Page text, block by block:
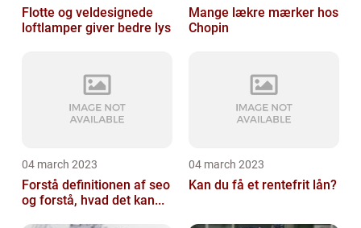
Flotte og veldesignede
loftlamper giver bedre lys
Mange lækre mærker hos
Chopin
04 march 2023
Forstå definitionen af seo
og forstå, hvad det kan...
04 march 2023
Kan du få et rentefrit lån?